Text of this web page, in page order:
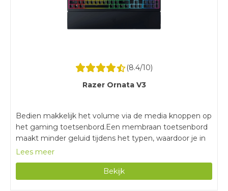
(8.4/10)
Razer Ornata V3
Bedien makkelijk het volume via de media knoppen op
het gaming toetsenbord.Een membraan toetsenbord
maakt minder geluid tijdens het typen, waardoor je in
alle rust gamet.Je gebruikt dit volledige toetsenbord
een bedraad toetsenbord heb je minder
bewegingsvrijheid, omdat je altijd vastzit aan een
Lees meer
Bekijk